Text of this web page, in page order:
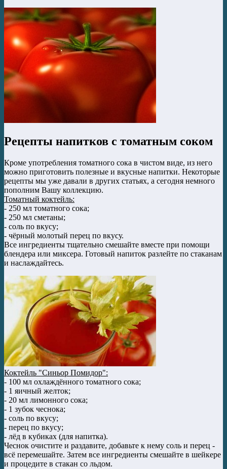
Рецепты напитков с томатным соком
Кроме употребления томатного сока в чистом виде, из него
можно приготовить полезные и вкусные напитки. Некоторые
рецепты мы уже давали в других статьях, а сегодня немного
пополним Вашу коллекцию.
Томатный коктейль:
- 250 мл томатного сока;
- 250 мл сметаны;
- соль по вкусу;
- чёрный молотый перец по вкусу.
Все ингредиенты тщательно смешайте вместе при помощи
блендера или миксера. Готовый напиток разлейте по стаканам
и наслаждайтесь.
Коктейль "Синьор Помидор":
- 100 мл охлаждённого томатного сока;
- 1 яичный желток;
- 20 мл лимонного сока;
- 1 зубок чеснока;
- соль по вкусу;
- перец по вкусу;
- лёд в кубиках (для напитка).
Чеснок очистите и раздавите, добавьте к нему соль и перец -
всё перемешайте. Затем все ингредиенты смешайте в шейкере
и процедите в стакан со льдом.